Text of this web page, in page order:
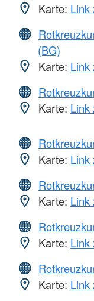
Karte: Link
(BG)
Karte: Link
Karte: Link
Karte: Link
Karte: Link
Karte: Link
Karte: Link